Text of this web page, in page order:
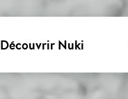
Découvrir Nuki